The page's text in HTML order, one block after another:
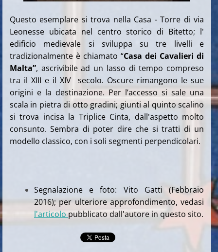
Questo esemplare si trova nella Casa - Torre di via
Leonesse ubicata nel centro storico di Bitetto; l'
edificio medievale si sviluppa su tre livelli e
tradizionalmente è chiamato “Casa dei Cavalieri di
Malta”, ascrivibile ad un lasso di tempo compreso
tra il XIII e il XIV secolo. Oscure rimangono le sue
origini e la destinazione. Per l’accesso si sale una
scala in pietra di otto gradini; giunti al quinto scalino
si trova incisa la Triplice Cinta, dall'aspetto molto
consunto. Sembra di poter dire che si tratti di un
modello classico, con i soli segmenti perpendicolari.
Segnalazione e foto: Vito Gatti (Febbraio
2016); per ulteriore approfondimento, vedasi
l'articolo pubblicato dall'autore in questo sito.